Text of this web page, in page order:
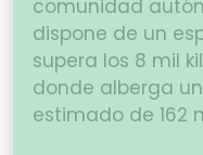
comunidad
dispone de un
supera los 8 mil
donde alberga
estimado de 162